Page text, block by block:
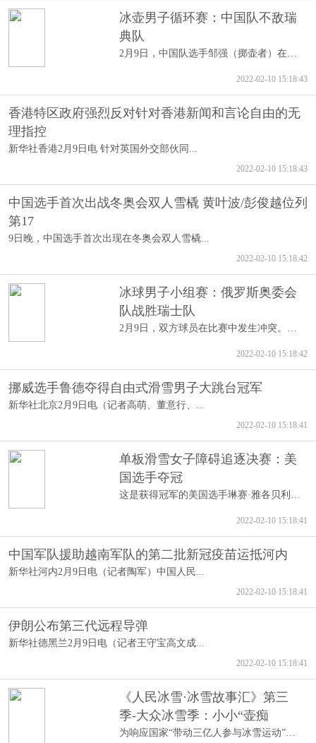
冰壶男子循环赛：中国队不敌瑞
典队
2月9日，中国队选手邹强（掷壶者）在比赛...
2022-02-10 15:18:43
香港特区政府强烈反对针对香港新闻和言论自由的无
理指控
新华社香港2月9日电 针对英国外交部伙同...
2022-02-10 15:18:43
中国选手首次出战冬奥会双人雪橇 黄叶波/彭俊越位列
第17
9日晚，中国选手首次出现在冬奥会双人雪橇...
2022-02-10 15:18:42
冰球男子小组赛：俄罗斯奥委会
队战胜瑞士队
2月9日，双方球员在比赛中发生冲突。当日...
2022-02-10 15:18:42
挪威选手鲁德夺得自由式滑雪男子大跳台冠军
新华社北京2月9日电（记者高萌、董意行、...
2022-02-10 15:18:41
单板滑雪女子障碍追逐决赛：美
国选手夺冠
这是获得冠军的美国选手琳赛·雅各贝利斯...
2022-02-10 15:18:41
中国军队援助越南军队的第二批新冠疫苗运抵河内
新华社河内2月9日电（记者陶军）中国人民...
2022-02-10 15:18:41
伊朗公布第三代远程导弹
新华社德黑兰2月9日电（记者王守宝高文成...
2022-02-10 15:18:41
《人民冰雪·冰雪故事汇》第三
季-大众冰雪季：小小“壶痴
为响应国家“带动三亿人参与冰雪运动”的号召，从2020年1月开始，人...